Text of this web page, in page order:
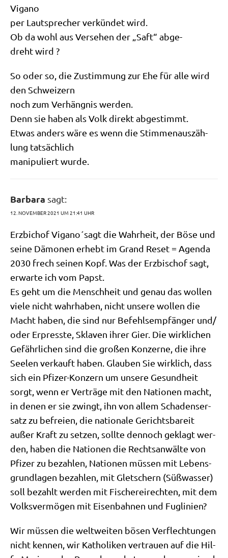
Vigano
per Laut­spre­cher ver­kün­det wird.
Ob da wohl aus Ver­se­hen der „Saft“ abge­
dreht wird ?
So oder so, die Zustim­mung zur Ehe für alle wird
den Schweizern
noch zum Ver­häng­nis werden.
Denn sie haben als Volk direkt abgestimmt.
Etwas anders wäre es wenn die Stim­men­aus­zäh­
lung tatsächlich
mani­pu­liert wurde.
Barbara sagt:
12. NOVEMBER 2021 UM 21:41 UHR
Erz­bichof Vigano´sagt die Wahr­heit, der Böse und
sei­ne Dämo­nen erhebt im Grand Reset = Agen­da
2030 frech sei­nen Kopf. Was der Erz­bi­schof sagt,
erwar­te ich vom Papst.
Es geht um die Mensch­heit und genau das wol­len
vie­le nicht wahr­ha­ben, nicht unse­re wol­len die
Macht haben, die sind nur Befehls­emp­fän­ger und/​
oder Erpress­te, Skla­ven ihrer Gier. Die wirk­li­chen
Gefähr­li­chen sind die gro­ßen Kon­zer­ne, die ihre
See­len ver­kauft haben. Glau­ben Sie wirk­lich, dass
sich ein Pfi­zer-Kon­zern um unse­re Gesund­heit
sorgt, wenn er Ver­trä­ge mit den Natio­nen macht,
in denen er sie zwingt, ihn von allem Scha­dens­er­
satz zu befrei­en, die natio­na­le Gerichts­ba­reit
außer Kraft zu set­zen, soll­te den­noch geklagt wer­
den, haben die Natio­nen die Rechts­an­wäl­te von
Pfi­zer zu bezah­len, Natio­nen müs­sen mit Lebens­
grund­la­gen bezah­len, mit Glet­schern (Süß­was­ser)
soll bezahlt wer­den mit Fische­rei­rech­ten, mit dem
Volks­ver­mö­gen mit Eisen­bah­nen und Fuglinien?
Wir müs­sen die welt­wei­ten bösen Ver­flech­tun­gen
nicht ken­nen, wir Katho­li­ken ver­trau­en auf die Hil­